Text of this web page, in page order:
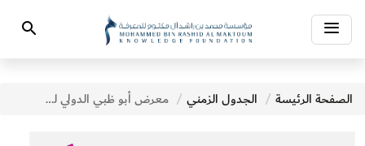
Toggle
navigation
Search
الصفحة الرئيسة الجدول الزمني معرض أبو ظبي الدولي للكتاب - فعاليات اليوم الثامن